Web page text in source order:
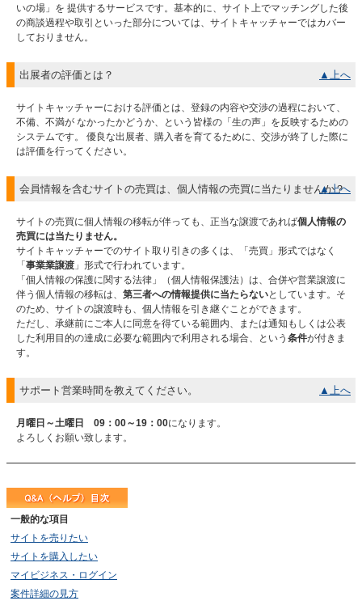
いの場」を 提供するサービスです。基本的に、サイト上でマッチングした後
の商談過程や取引といった部分については、サイトキャッチャーではカバー
しておりません。
出展者の評価とは？ ▲上へ
サイトキャッチャーにおける評価とは、登録の内容や交渉の過程において、
不備、不満が なかったかどうか、という皆様の「生の声」を反映するための
システムです。 優良な出展者、購入者を育てるために、交渉が終了した際に
は評価を行ってください。
会員情報を含むサイトの売買は、個人情報の売買に当たりませんか？
▲上へ
サイトの売買に個人情報の移転が伴っても、正当な譲渡であれば個人情報の
売買には当たりません。
サイトキャッチャーでのサイト取り引きの多くは、「売買」形式ではなく
「 事業業譲渡 」形式で行われています。
「個人情報の保護に関する法律」（個人情報保護法）は、合併や営業譲渡に
伴う個人情報の移転は、 第三者への情報提供に当たらないとしています。そ
のため、サイトの譲渡時も、個人情報を引き継ぐことができます。
ただし、承継前にご本人に同意を得ている範囲内、または通知もしくは公表
した利用目的の達成に必要な範囲内で利用される場合、という 条件が付きま
す。
サポート営業時間を教えてください。 ▲上へ
月曜日～土曜日 09：00～19：00になります。
よろしくお願い致します。
一般的な項目
サイトを売りたい
サイトを購入したい
マイビジネス・ログイン
案件詳細の見方